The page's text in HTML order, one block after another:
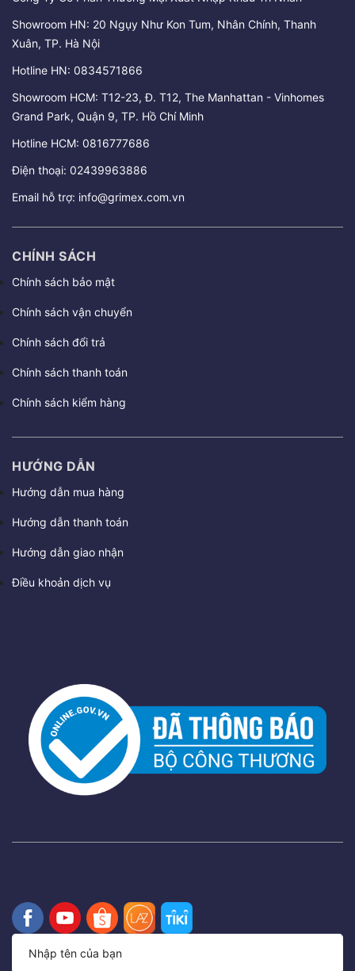
Showroom HN: 20 Ngụy Như Kon Tum, Nhân Chính, Thanh
Xuân, TP. Hà Nội
Hotline HN: 0834571866
Showroom HCM: T12-23, Đ. T12, The Manhattan - Vinhomes
Grand Park, Quận 9, TP. Hồ Chí Minh
Hotline HCM: 0816777686
Điện thoại: 02439963886
Email hỗ trợ: info@grimex.com.vn
CHÍNH SÁCH
Chính sách bảo mật
Chính sách vận chuyển
Chính sách đổi trả
Chính sách thanh toán
Chính sách kiểm hàng
HƯỚNG DẪN
Hướng dẫn mua hàng
Hướng dẫn thanh toán
Hướng dẫn giao nhận
Điều khoản dịch vụ